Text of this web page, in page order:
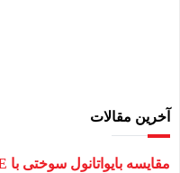
آخرین مقالات
مقایسه بایواتانول سوختی با MTBE